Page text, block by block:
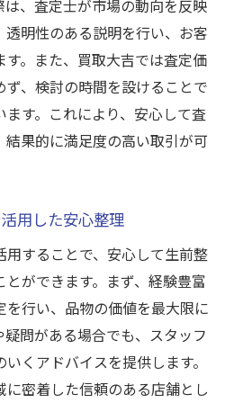
理に役立つアドバイス
解するためのQ&A
ドを活用した不安解消法
取に出すためのステップと
放す時の心理的準備
する要因とその対策
ずに賢く判断するコツ
ートを受けた安心の売却プ
は、査定士が市場の動向を反映
透明性のある説明を行い、お客
。また、買取大吉では査定価
、検討の時間を設けることで
す。これにより、安心して査
果的に満足度の高い取引が可
用した安心整理
用することで、安心して生前整
ができます。まず、経験豊富
行い、品物の価値を最大限に
問がある場合でも、スタッフ
くアドバイスを提供します。
に密着した信頼のある店舗とし